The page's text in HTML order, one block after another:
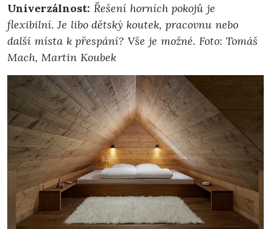
Univerzálnost: Řešení horních pokojů je
flexibilní. Je libo dětský koutek, pracovnu nebo
další místa k přespání? Vše je možné. Foto: Tomáš
Mach, Martin Koubek